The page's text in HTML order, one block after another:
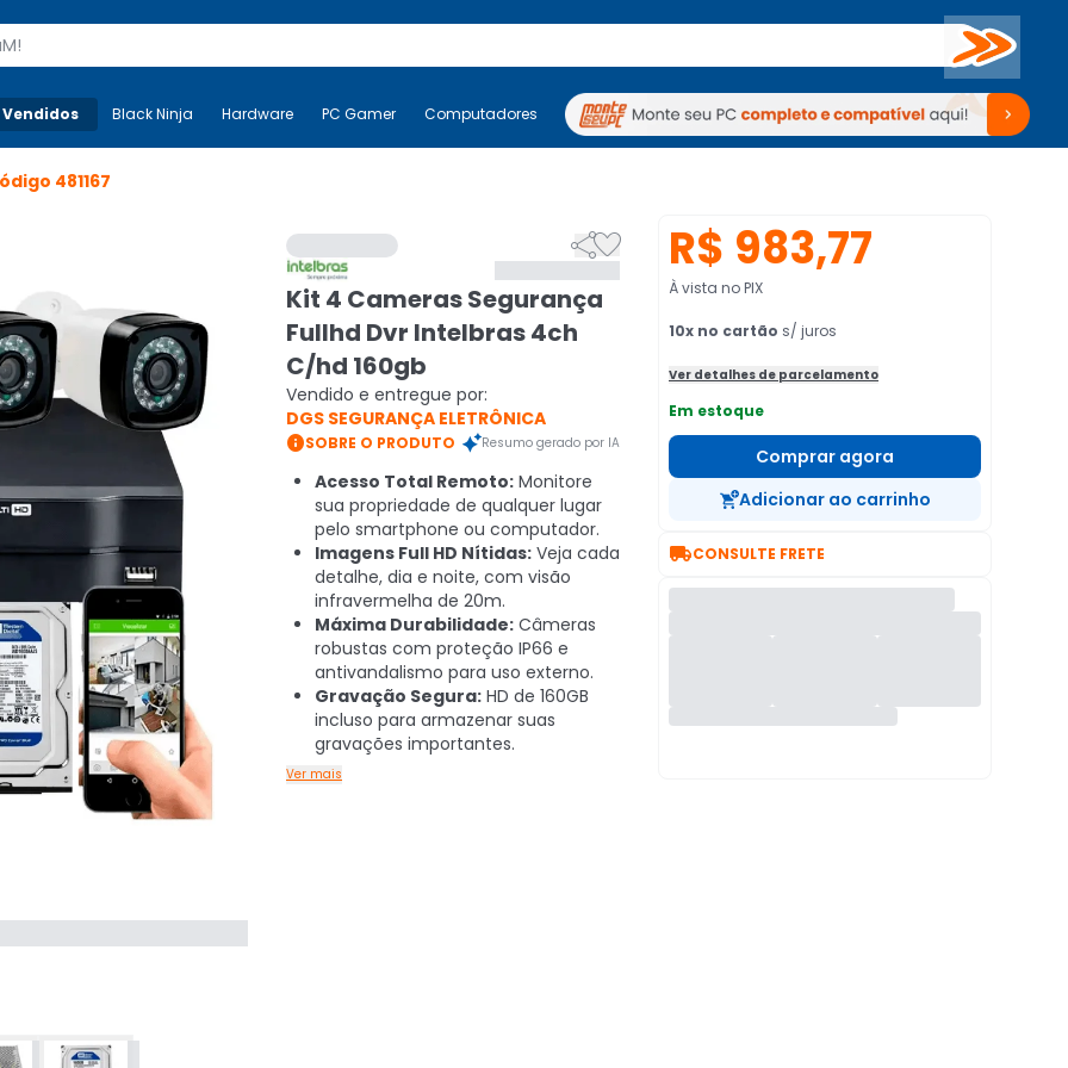
Buscar
Mais-v- Black Ninja Hardware PC Gamer Computadores Periféricos TV Venda no KaBuM!
Black Ninja Hardware PC Gamer Computadores Periféricos TV Venda no KaBuM!
481167

Kit 4 Cameras Segurança
Fullhd Dvr Intelbras 4ch
C/hd 160gb
Vendido e entregue por:
DGS SEGURANÇA ELETRÔNICA
SOBRE O PRODUTO Resumo gerado por IA
Acesso Total Remoto: Monitore
sua propriedade de qualquer lugar
pelo smartphone ou computador.
Imagens Full HD Nítidas: Veja cada
detalhe, dia e noite, com visão
infravermelha de 20m.
Máxima Durabilidade: Câmeras
robustas com proteção IP66 e
antivandalismo para uso externo.
Gravação Segura: HD de 160GB
incluso para armazenar suas
gravações importantes.
Ver mais
R$ 983,77
À vista no PIX
10x no cartão s/ juros
Ver detalhes de parcelamento
Em estoque
Comprar agora
Adicionar ao carrinho
CONSULTE FRETE